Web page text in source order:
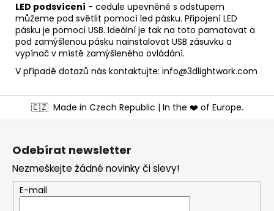
LED podsvícení - cedule upevněné s odstupem
můžeme pod světlit pomocí led pásku. Připojení LED
pásku je pomoci USB. Ideální je tak na toto pamatovat a
pod zamýšlenou pásku nainstalovat USB zásuvku a
vypínač v místě zamýšleného ovládání.
V případě dotazů nás kontaktujte: info@3dlightwork.com
á
🇨🇿 Made in Czech Republic | In the ❤️ of Europe.
Odebírat newsletter
Nezmeškejte žádné novinky či slevy!
E-mail